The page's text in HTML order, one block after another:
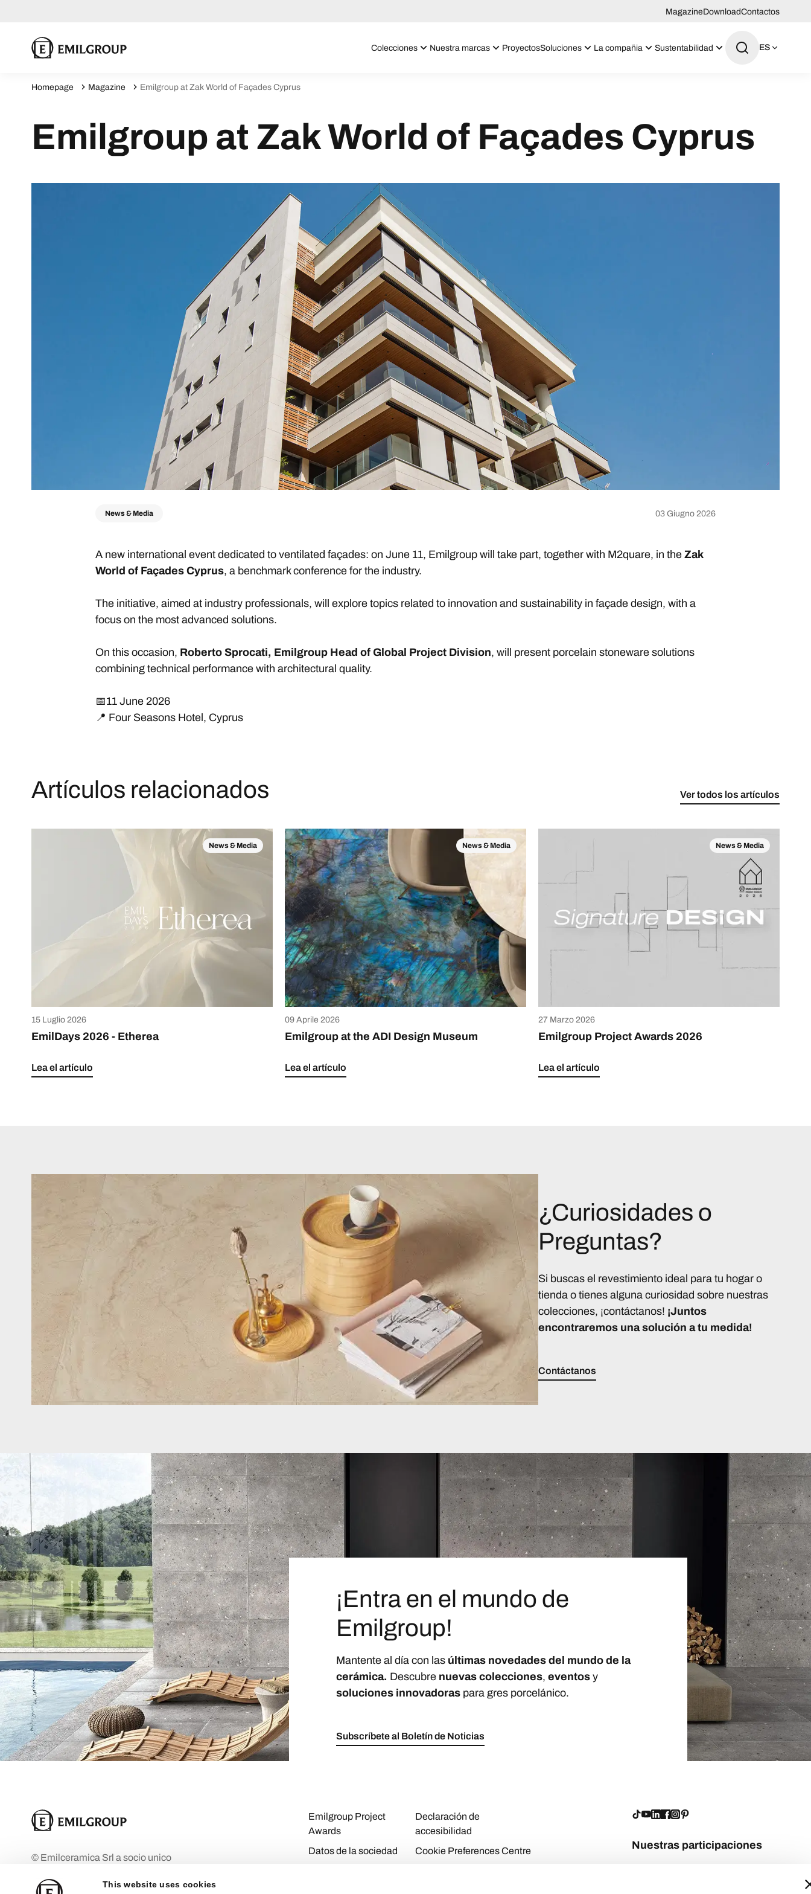
This website uses cookies
MagazineDownloadContactos
Colecciones Nuestra marcas ProyectosSoluciones La compañia Sustentabilidad ES
Homepage Magazine Emilgroup at Zak World of Façades Cyprus
Emilgroup at Zak World of Façades Cyprus
News & Media 03 Giugno 2026
A new international event dedicated to ventilated façades: on June 11, Emilgroup will take part, together with M2quare, in the Zak
World of Façades Cyprus, a benchmark conference for the industry.
The initiative, aimed at industry professionals, will explore topics related to innovation and sustainability in façade design, with a
focus on the most advanced solutions.
On this occasion, Roberto Sprocati, Emilgroup Head of Global Project Division, will present porcelain stoneware solutions
combining technical performance with architectural quality.
📅11 June 2026
📍 Four Seasons Hotel, Cyprus
Artículos relacionados Ver todos los artículos
News & Media
15 Luglio 2026
EmilDays 2026 - Etherea
Lea el artículo
News & Media
09 Aprile 2026
Emilgroup at the ADI Design Museum
Lea el artículo
News & Media
27 Marzo 2026
Emilgroup Project Awards 2026
Lea el artículo
¿Curiosidades o
Preguntas?
Si buscas el revestimiento ideal para tu hogar o
tienda o tienes alguna curiosidad sobre nuestras
colecciones, ¡contáctanos! ¡Juntos
encontraremos una solución a tu medida!
Contáctanos
¡Entra en el mundo de
Emilgroup!
Mantente al día con las últimas novedades del mundo de la
cerámica. Descubre nuevas colecciones, eventosy
soluciones innovadoraspara gres porcelánico.
Subscríbete al Boletín de Noticias
© Emilceramica Srl a socio unico
Empresa bajo la dirección y coordinación
Emilgroup Project
Awards
Datos de la sociedad
Declaración de
accesibilidad
Cookie Preferences Centre
Nuestras participaciones